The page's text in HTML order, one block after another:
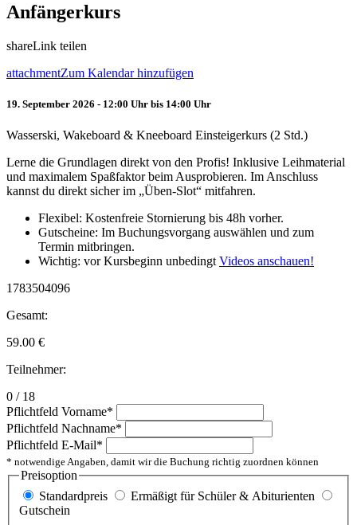
Anfängerkurs
shareLink teilen
attachmentZum Kalendar hinzufügen
19. September 2026 - 12:00 Uhr bis 14:00 Uhr
Wasserski, Wakeboard & Kneeboard Einsteigerkurs (2 Std.)
Lerne die Grundlagen direkt von den Profis! Inklusive Leihmaterial
und maximalem Spaßfaktor beim Ausprobieren. Im Anschluss
kannst du direkt sicher im „Üben-Slot“ mitfahren.
Flexibel: Kostenfreie Stornierung bis 48h vorher.
Gutscheine: Im Buchungsvorgang auswählen und zum
Termin mitbringen.
Wichtig: vor Kursbeginn unbedingt Videos anschauen!
1783504096
Gesamt:
59.00 €
Teilnehmer:
0 / 18
Pflichtfeld Vorname*
Pflichtfeld Nachname*
Pflichtfeld E-Mail*
* notwendige Angaben, damit wir die Buchung richtig zuordnen können
Preisoption
Standardpreis
Ermäßigt für Schüler & Abiturienten
Gutschein